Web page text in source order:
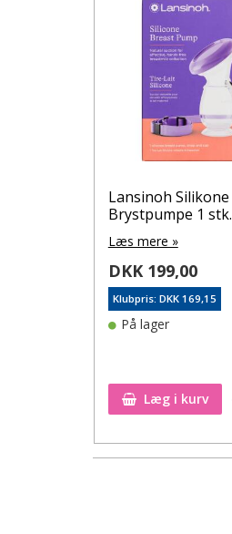
Lansinoh Silikone
Brystpumpe 1 stk.
Læs mere »
DKK 199,00
Klubpris: DKK 169,15
På lager
Læg i kurv